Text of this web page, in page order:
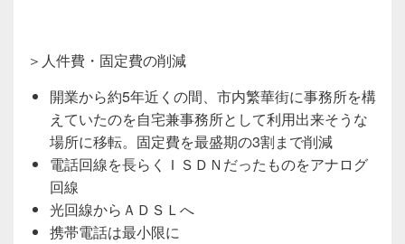
＞人件費・固定費の削減
開業から約5年近くの間、市内繁華街に事務所を構
えていたのを自宅兼事務所として利用出来そうな
場所に移転。固定費を最盛期の3割まで削減
電話回線を長らくＩＳＤＮだったものをアナログ
回線
光回線からＡＤＳＬへ
携帯電話は最小限に